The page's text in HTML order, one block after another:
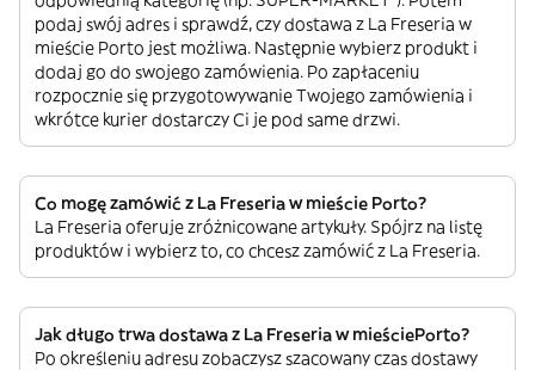
podaj swój adres i sprawdź, czy dostawa z La Freseria w
mieście Porto jest możliwa. Następnie wybierz produkt i
dodaj go do swojego zamówienia. Po zapłaceniu
rozpocznie się przygotowywanie Twojego zamówienia i
wkrótce kurier dostarczy Ci je pod same drzwi.
Co mogę zamówić z La Freseria w mieście Porto?
La Freseria oferuje zróżnicowane artykuły. Spójrz na listę
produktów i wybierz to, co chcesz zamówić z La Freseria.
Jak długo trwa dostawa z La Freseria w mieściePorto?
Po określeniu adresu zobaczysz szacowany czas dostawy